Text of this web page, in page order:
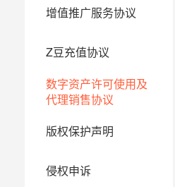
增值推广服务协议
Z豆充值协议
数字资产许可使用及
代理销售协议
版权保护声明
侵权申诉